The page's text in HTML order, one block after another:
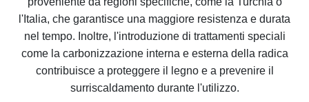
l'Italia, che garantisce una maggiore resistenza e durata
nel tempo. Inoltre, l'introduzione di trattamenti speciali
come la carbonizzazione interna e esterna della radica
contribuisce a proteggere il legno e a prevenire il
surriscaldamento durante l'utilizzo.